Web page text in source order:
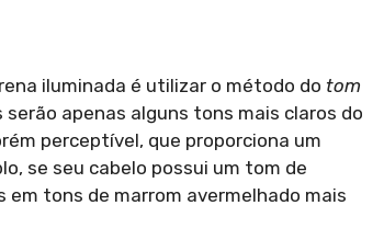
iluminada é utilizar o método do tom
serão apenas alguns tons mais claros do
perceptível, que proporciona um
se seu cabelo possui um tom de
tons de marrom avermelhado mais